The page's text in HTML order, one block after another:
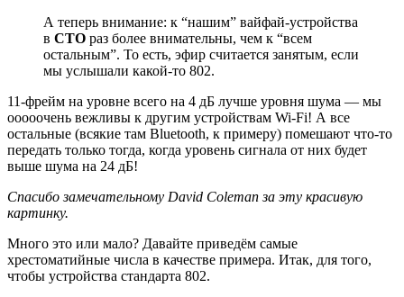
А теперь внимание: к “нашим” вайфай-устройства
в СТО раз более внимательны, чем к “всем
остальным”. То есть, эфир считается занятым, если
мы услышали какой-то 802.
11-фрейм на уровне всего на 4 дБ лучше уровня шума — мы
ооооочень вежливы к другим устройствам Wi-Fi! А все
остальные (всякие там Bluetooth, к примеру) помешают что-то
передать только тогда, когда уровень сигнала от них будет
выше шума на 24 дБ!
Спасибо замечательному David Coleman за эту красивую
картинку.
Много это или мало? Давайте приведём самые
хрестоматийные числа в качестве примера. Итак, для того,
чтобы устройства стандарта 802.